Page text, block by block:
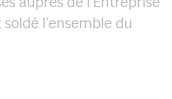
soldé l’ensemble du